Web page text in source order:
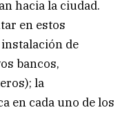
hacia la ciudad.
en estos
de
bancos,
la
en cada uno de los